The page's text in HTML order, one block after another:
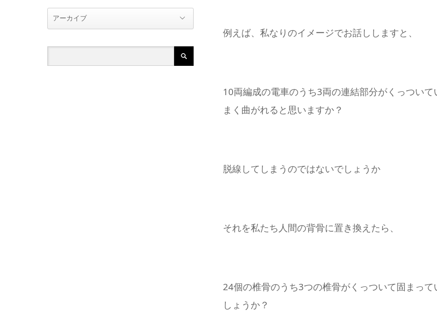
例えば、私なりのイメージでお話ししますと、
10両編成の電車のうち3両の連結部分がくっつい
まく曲がれると思いますか？
脱線してしまうのではないでしょうか
それを私たち人間の背骨に置き換えたら、
24個の椎骨のうち3つの椎骨がくっついて固まっ
しょうか？